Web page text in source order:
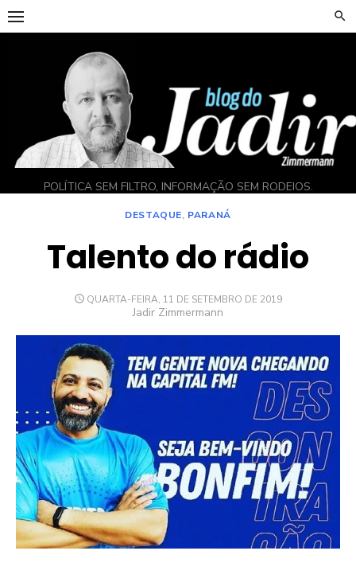
Skip
to
POLÍTICA SEM FILTRO, INFORMAÇÃO SEM RODEIOS.
DESTAQUE, PARANÁ
Talento do rádio
POSTED
QUARTA-FEIRA, 11 DE SETEMBRO DE 2019
Author
Jadir Zimmermann